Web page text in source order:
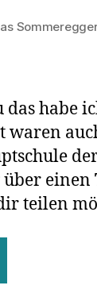
das habe
waren
einen
teilen